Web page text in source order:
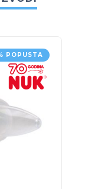
POPUSTA